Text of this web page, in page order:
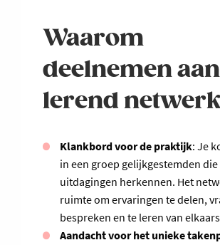
Waarom
deelnemen
lerend
Klankbord voor de praktijk: Je
in een groep gelijkgestemden
uitdagingen herkennen. Het
ruimte om ervaringen te delen,
bespreken en te leren van
Aandacht voor het unieke